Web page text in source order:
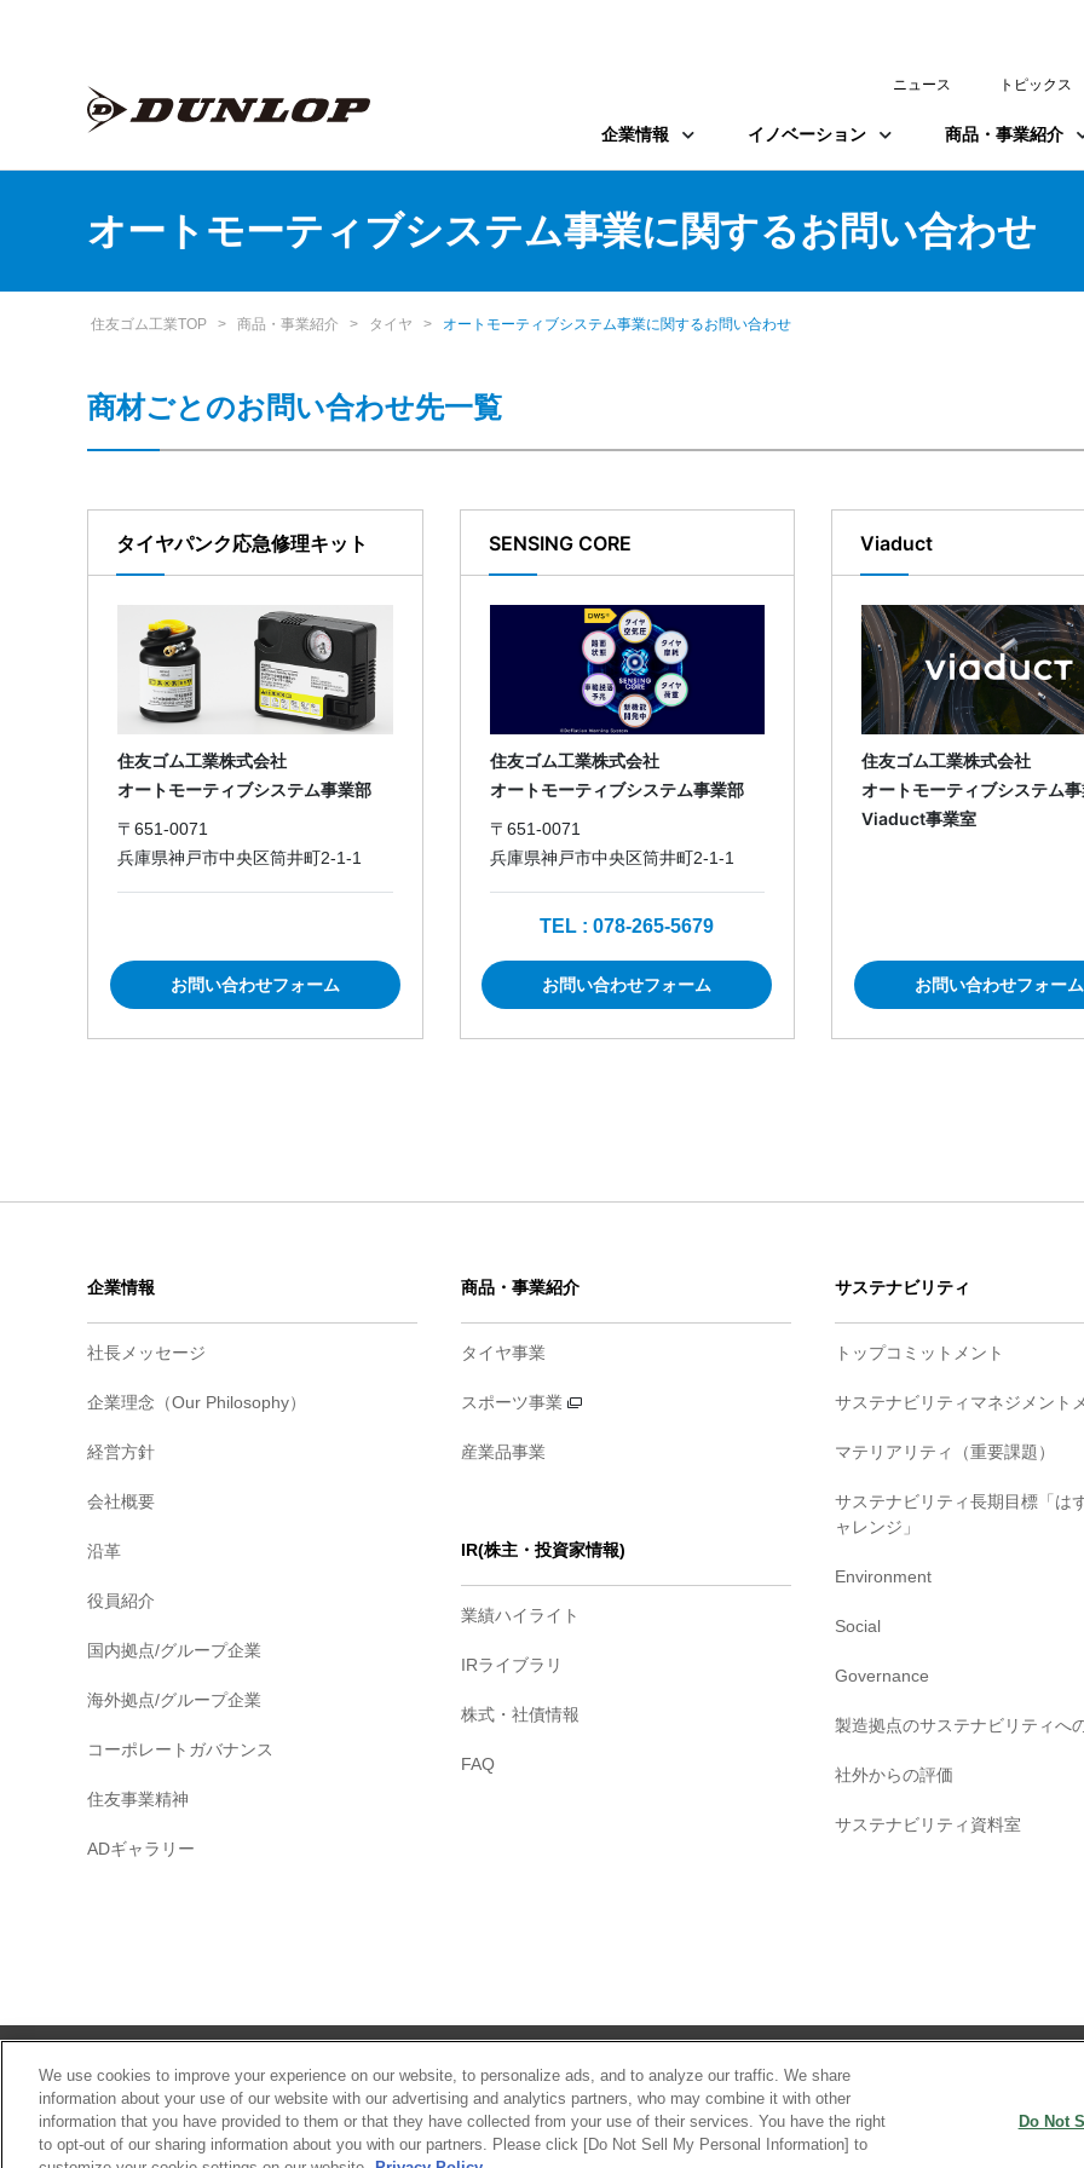
ニュース トピックス
企業情報 イノベーション 商品・事業紹介
オートモーティブシステム事業に関するお問い合わせ
住友ゴム工業TOP > 商品・事業紹介 > タイヤ > オートモーティブシステム事業に関するお問い合わせ
商材ごとのお問い合わせ先一覧
タイヤパンク応急修理キット
住友ゴム工業株式会社
オートモーティブシステム事業部
〒651-0071
兵庫県神戸市中央区筒井町2-1-1
お問い合わせフォーム
SENSING CORE
住友ゴム工業株式会社
オートモーティブシステム事業部
〒651-0071
兵庫県神戸市中央区筒井町2-1-1
TEL : 078-265-5679
お問い合わせフォーム
Viaduct
住友ゴム工業株式会社
オートモーティブシステム
Viaduct事業室
お問い合わせフォーム
企業情報
社長メッセージ
企業理念（Our Philosophy）
経営方針
会社概要
沿革
役員紹介
国内拠点/グループ企業
海外拠点/グループ企業
コーポレートガバナンス
住友事業精神
ADギャラリー
商品・事業紹介
タイヤ事業
スポーツ事業
産業品事業
IR(株主・投資家情報)
業績ハイライト
IRライブラリ
株式・社債情報
FAQ
サステナビリティ
トップコミットメント
サステナビリティマネジメント
マテリアリティ（重要課題）
サステナビリティ長期目標「は
ャレンジ」
Environment
Social
Governance
製造拠点のサステナビリティへ
社外からの評価
サステナビリティ資料室
サイトマップ ご利用条件 プライバシーポリシー
We use cookies to improve your experience on our website, to personalize ads, and to analyze our traffic. We share
information about your use of our website with our advertising and analytics partners, who may combine it with other
information that you have provided to them or that they have collected from your use of their services. You have the right
to opt-out of our sharing information about you with our partners. Please click [Do Not Sell My Personal Information] to
Do Not